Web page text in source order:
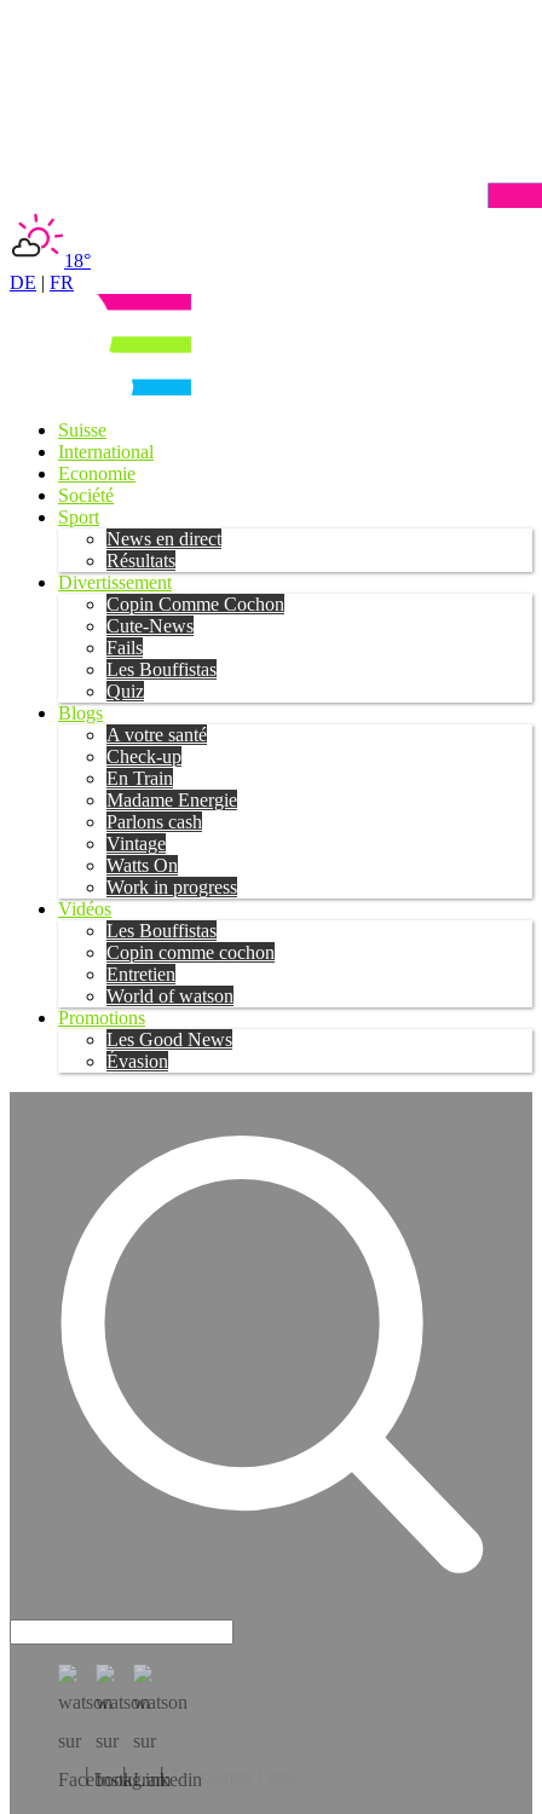
18°
DE | FR
Suisse
International
Economie
Société
Sport
News en direct
Résultats
Divertissement
Copin Comme Cochon
Cute-News
Fails
Les Bouffistas
Quiz
Blogs
A votre santé
Check-up
En Train
Madame Energie
Parlons cash
Vintage
Watts On
Work in progress
Vidéos
Les Bouffistas
Copin comme cochon
Entretien
World of watson
Promotions
Les Good News
Évasion
Téléchargez l’app!